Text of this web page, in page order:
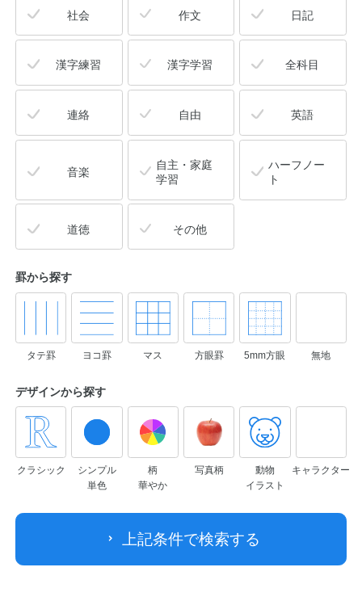
社会 作文 日記
漢字練習 漢字学習 全科目
連絡 自由 英語
音楽
自主・家庭
学習
ハーフノー
ト
道徳 その他
罫から探す
タテ罫 ヨコ罫 マス 方眼罫 5mm方眼 無地
デザインから探す
クラシック
シンプル
単色
柄
華やか
写真柄
動物
イラスト
キャラクター
上記条件で検索する